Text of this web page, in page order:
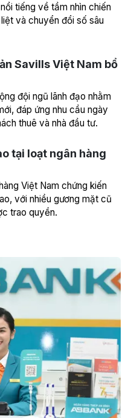
tiếng về tầm nhìn chiến
và chuyển đổi số sâu
Savills Việt Nam bổ
đội ngũ lãnh đạo nhằm
đáp ứng nhu cầu ngày
thuê và nhà đầu tư.
tại loạt ngân hàng
Việt Nam chứng kiến
với nhiều gương mặt cũ
trao quyền.